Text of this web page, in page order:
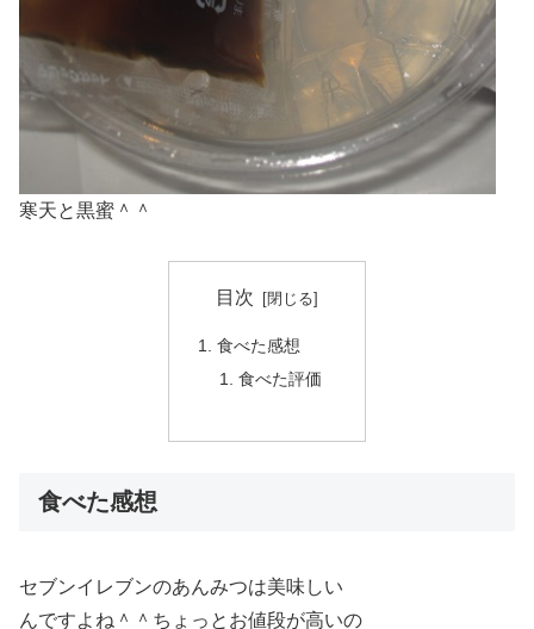
寒天と黒蜜＾＾
目次
食べた感想
食べた評価
食べた感想
セブンイレブンのあんみつは美味しい
んですよね＾＾ちょっとお値段が高いの